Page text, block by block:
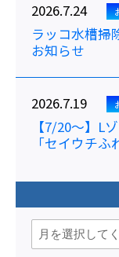
2026.7.24
ラッコ水槽掃
お知らせ
2026.7.19
【7/20～】L
「セイウチ